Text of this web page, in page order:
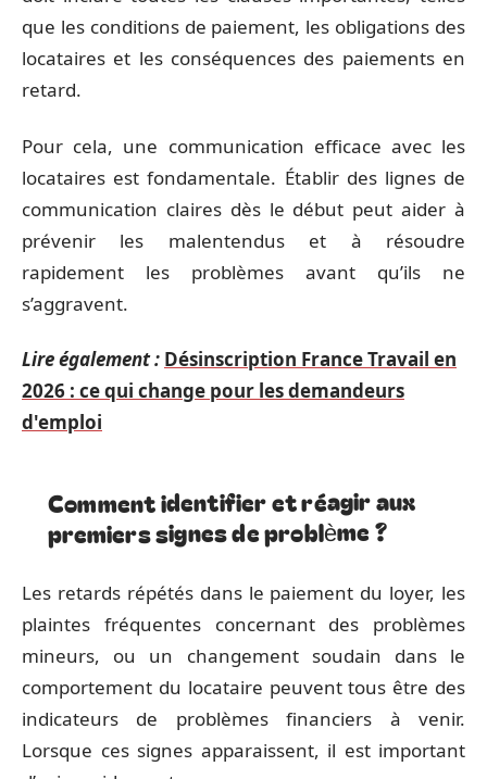
que les conditions de paiement, les obligations des
locataires et les conséquences des paiements en
retard.
Pour cela, une communication efficace avec les
locataires est fondamentale. Établir des lignes de
communication claires dès le début peut aider à
prévenir les malentendus et à résoudre
rapidement les problèmes avant qu’ils ne
s’aggravent.
Lire également : Désinscription France Travail en
2026 : ce qui change pour les demandeurs
d'emploi
Comment identifier et réagir aux
premiers signes de problème ?
Les retards répétés dans le paiement du loyer, les
plaintes fréquentes concernant des problèmes
mineurs, ou un changement soudain dans le
comportement du locataire peuvent tous être des
indicateurs de problèmes financiers à venir.
Lorsque ces signes apparaissent, il est important